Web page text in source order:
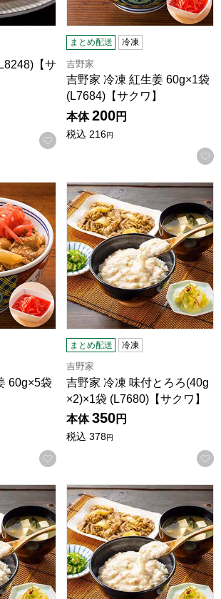
【サ
お気に入りに登録する
まとめ配送 冷凍
吉野家
吉野家 冷凍 紅生姜 60g×1袋
(L7684)【サクワ】
本体 200円
税込 216円
60g×5袋 (L7685)【サクワ】
60g×5袋
お気に入りに登録する
吉野家 冷凍 味付とろろ
まとめ配送 冷凍
吉野家
吉野家 冷凍 味付とろろ(40g
×2)×1袋 (L7680)【サクワ】
本体 350円
税込 378円
ろろ(40g×2)×3袋 (L7681)【サクワ】
吉野家 冷凍 味付とろろ